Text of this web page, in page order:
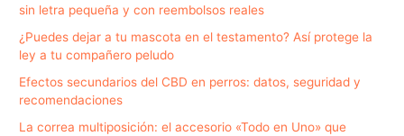
sin letra pequeña y con reembolsos reales
¿Puedes dejar a tu mascota en el testamento? Así protege la
ley a tu compañero peludo
Efectos secundarios del CBD en perros: datos, seguridad y
recomendaciones
La correa multiposición: el accesorio «Todo en Uno» que